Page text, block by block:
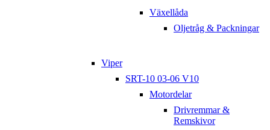
Växellåda
Oljetråg & Packningar
Viper
SRT-10 03-06 V10
Motordelar
Drivremmar &
Remskivor